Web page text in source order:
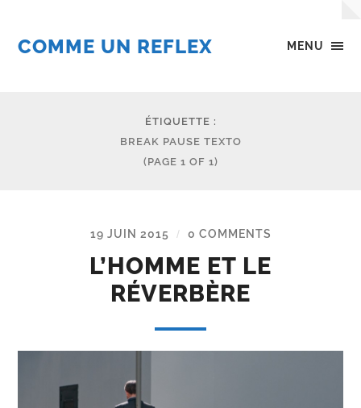
MENU
COMME UN REFLEX
ÉTIQUETTE :
BREAK PAUSE TEXTO
(PAGE 1 OF 1)
19 JUIN 2015 / 0 COMMENTS
L’HOMME ET LE
RÉVERBÈRE